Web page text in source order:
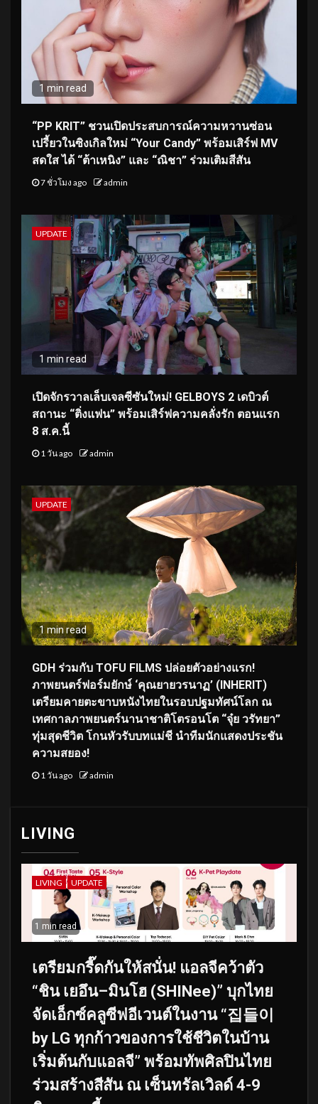
1 min read
“PP KRIT” ชวนเปิดประสบการณ์ความหวานซ่อน
เปรี้ยวในซิงเกิลใหม่ “Your Candy” พร้อมเสิร์ฟ MV
สดใส ได้ “ต้าเหนิง” และ “ณิชา” ร่วมเติมสีสัน
7 ชั่วโมง ago admin
UPDATE
1 min read
เปิดจักรวาลเล็บเจลซีซันใหม่! GELBOYS 2 เดบิวต์
สถานะ “ติ่งแฟน” พร้อมเสิร์ฟความคลั่งรัก ตอนแรก
8 ส.ค.นี้
1 วัน ago admin
UPDATE
1 min read
GDH ร่วมกับ TOFU FILMS ปล่อยตัวอย่างแรก!
ภาพยนตร์ฟอร์มยักษ์ ‘คุณยายวรนาฏ’ (INHERIT)
เตรียมคายตะขาบหนังไทยในรอบปฐมทัศน์โลก ณ
เทศกาลภาพยนตร์นานาชาติโตรอนโต “จุ๋ย วรัทยา”
ทุ่มสุดชีวิต โกนหัวรับบทแม่ชี นำทีมนักแสดงประชัน
ความสยอง!
1 วัน ago admin
LIVING
LIVING UPDATE
1 min read
เตรียมกรี๊ดกันให้สนั่น! แอลจีคว้าตัว
“ชิน เยอึน–มินโฮ (SHINee)” บุกไทย
จัดเอ็กซ์คลูซีฟอีเวนต์ในงาน “집들이
by LG ทุกก้าวของการใช้ชีวิตในบ้าน
เริ่มต้นกับแอลจี” พร้อมทัพศิลปินไทย
ร่วมสร้างสีสัน ณ เซ็นทรัลเวิลด์ 4-9